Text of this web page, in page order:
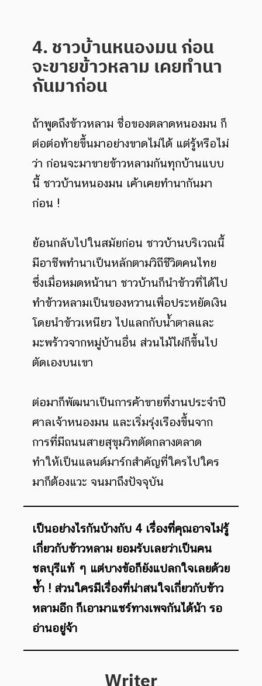
4. ชาวบ้านหนองมน ก่อน
จะขายข้าวหลาม เคยทำนา
กันมาก่อน
ถ้าพูดถึงข้าวหลาม ชื่อของตลาดหนองมน ก็
ต่อต่อท้ายขึ้นมาอย่างขาดไม่ได้ แต่รู้หรือไม่
ว่า ก่อนจะมาขายข้าวหลามกันทุกบ้านแบบ
นี้ ชาวบ้านหนองมน เค้าเคยทำนากันมา
ก่อน !
ย้อนกลับไปในสมัยก่อน ชาวบ้านบริเวณนี้
มีอาชีพทำนาเป็นหลักตามวิถีชีวิตคนไทย
ซึ่งเมื่อหมดหน้านา ชาวบ้านก็นำข้าวที่ได้ไป
ทำข้าวหลามเป็นของหวานเพื่อประหยัดเงิน
โดยนำข้าวเหนียว ไปแลกกับน้ำตาลและ
มะพร้าวจากหมู่บ้านอื่น ส่วนไม้ไผ่ก็ขึ้นไป
ตัดเองบนเขา
ต่อมาก็พัฒนาเป็นการค้าขายที่งานประจำปี
ศาลเจ้าหนองมน และเริ่มรุ่งเรืองขึ้นจาก
การที่มีถนนสายสุขุมวิทตัดกลางตลาด
ทำให้เป็นแลนด์มาร์กสำคัญที่ใครไปใคร
มาก็ต้องแวะ จนมาถึงปัจจุบัน
เป็นอย่างไรกันบ้างกับ 4 เรื่องที่คุณอาจไม่รู้
เกี่ยวกับข้าวหลาม ยอมรับเลยว่าเป็นคน
ชลบุรีแท้ ๆ แต่บางข้อก็ยังแปลกใจเลยด้วย
ซ้ำ ! ส่วนใครมีเรื่องที่น่าสนใจเกี่ยวกับข้าว
หลามอีก ก็เอามาแชร์ทางเพจกันได้น้า รอ
อ่านอยู่จ้า
Writer